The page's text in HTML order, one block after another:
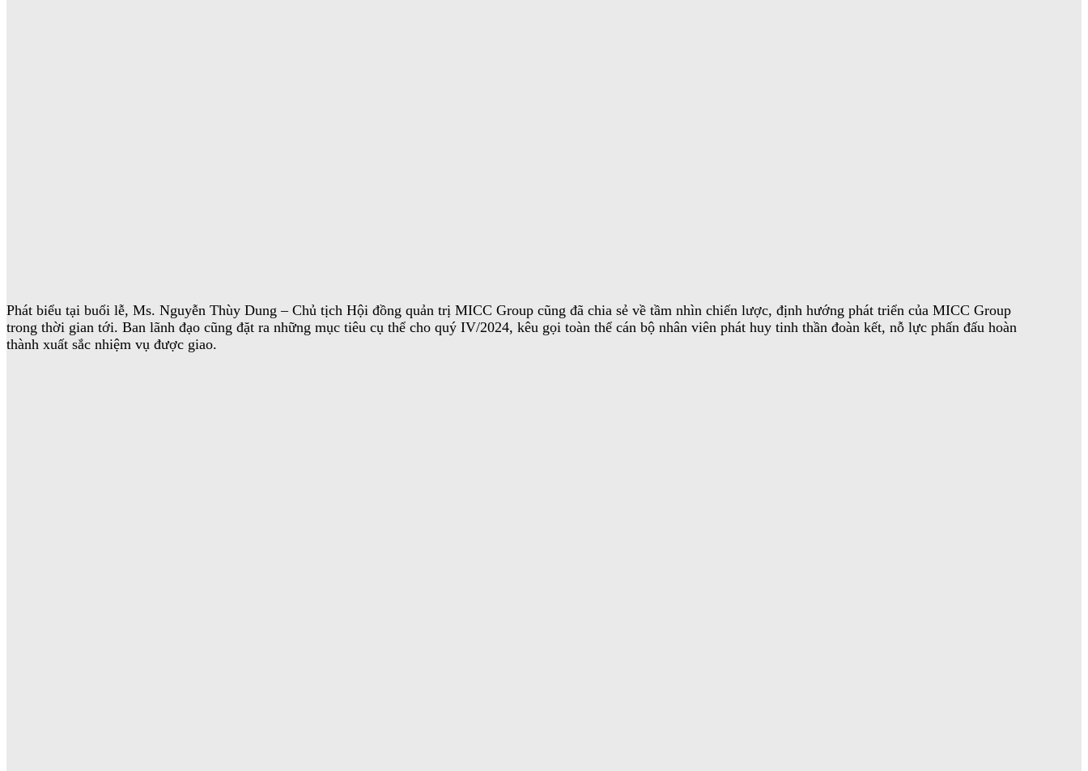
Phát biểu tại buổi lễ, Ms. Nguyễn Thùy Dung – Chủ tịch Hội đồng quản trị MICC Group cũng đã chia sẻ về tầm nhìn chiến lược, định hướng phát triển của MICC Group
trong thời gian tới. Ban lãnh đạo cũng đặt ra những mục tiêu cụ thể cho quý IV/2024, kêu gọi toàn thể cán bộ nhân viên phát huy tinh thần đoàn kết, nỗ lực phấn đấu hoàn
thành xuất sắc nhiệm vụ được giao.